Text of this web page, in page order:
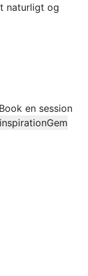
naturligt og
Book en session
Gem